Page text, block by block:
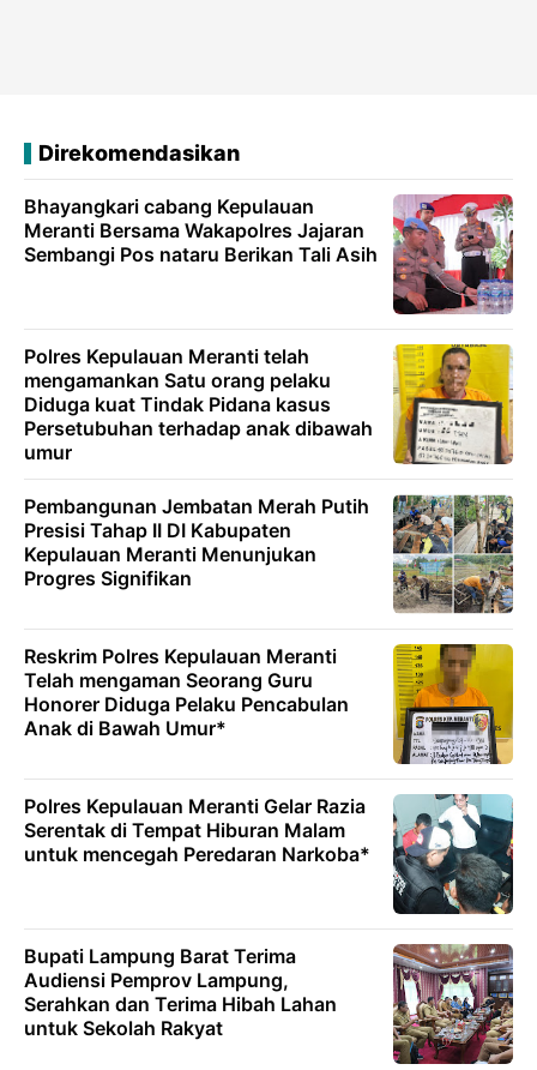
Direkomendasikan
Bhayangkari cabang Kepulauan
Meranti Bersama Wakapolres Jajaran
Sembangi Pos nataru Berikan Tali Asih
Polres Kepulauan Meranti telah
mengamankan Satu orang pelaku
Diduga kuat Tindak Pidana kasus
Persetubuhan terhadap anak dibawah
umur
Pembangunan Jembatan Merah Putih
Presisi Tahap II DI Kabupaten
Kepulauan Meranti Menunjukan
Progres Signifikan
Reskrim Polres Kepulauan Meranti
Telah mengaman Seorang Guru
Honorer Diduga Pelaku Pencabulan
Anak di Bawah Umur*
Polres Kepulauan Meranti Gelar Razia
Serentak di Tempat Hiburan Malam
untuk mencegah Peredaran Narkoba*
Bupati Lampung Barat Terima
Audiensi Pemprov Lampung,
Serahkan dan Terima Hibah Lahan
untuk Sekolah Rakyat